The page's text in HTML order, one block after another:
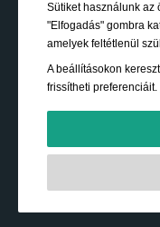
Sütiket használunk az
"Elfogadás" gombra
amelyek feltétlenül
A beállításokon
frissítheti preferenciáit.
Szigorúan